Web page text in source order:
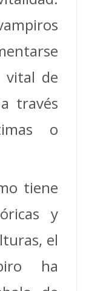
vital de
través
o
tiene
y
el
ha